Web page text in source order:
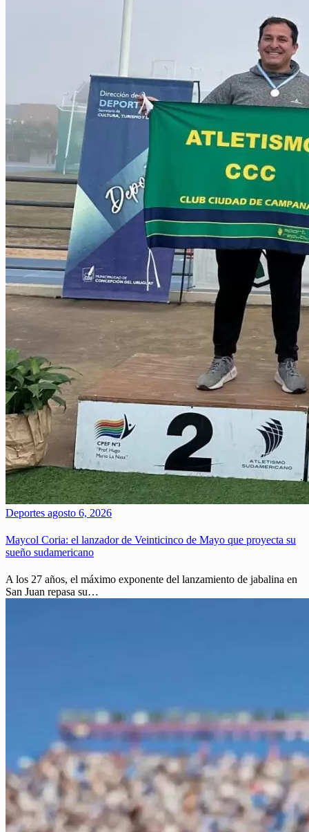
Deportes agosto 6, 2026
Maycol Coria: el lanzador de Veinticinco de Mayo que proyecta su
sueño sudamericano
A los 27 años, el máximo exponente del lanzamiento de jabalina en
San Juan repasa su…